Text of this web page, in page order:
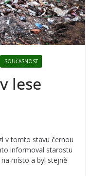
SOUČASNOST
lese
v tomto stavu černou
informoval starostu
místo a byl stejně